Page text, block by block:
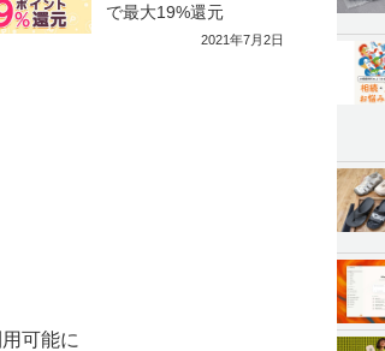
で最大19%還元
2021年7月2日
可能に